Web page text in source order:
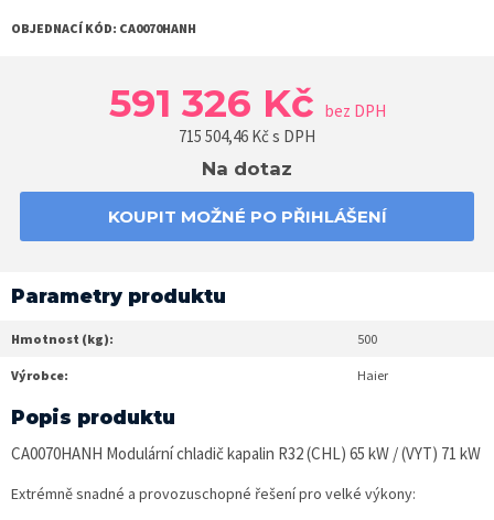
OBJEDNACÍ KÓD: CA0070HANH
591 326 Kč bez DPH
715 504,46 Kč s DPH
Na dotaz
KOUPIT MOŽNÉ PO PŘIHLÁŠENÍ
Parametry produktu
Hmotnost (kg): 500
Výrobce: Haier
Popis produktu
CA0070HANH Modulární chladič kapalin R32 (CHL) 65 kW / (VYT) 71 kW
Extrémně snadné a provozuschopné řešení pro velké výkony: